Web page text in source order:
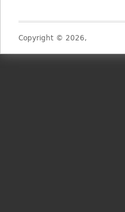
Copyright © 2026,